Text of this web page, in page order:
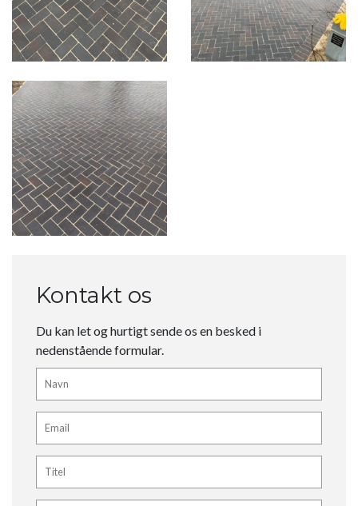
Kontakt os
Du kan let og hurtigt sende os en besked i
nedenstående formular.